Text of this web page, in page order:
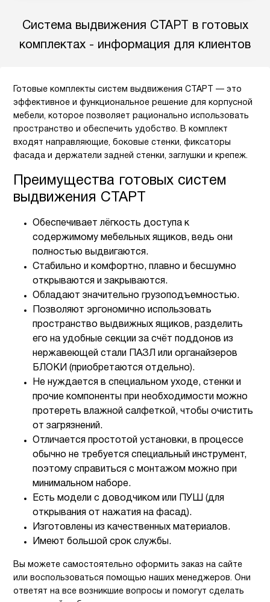
Система выдвижения СТАРТ в готовых
комплектах - информация для клиентов
Готовые комплекты систем выдвижения СТАРТ — это
эффективное и функциональное решение для корпусной
мебели, которое позволяет рационально использовать
пространство и обеспечить удобство. В комплект
входят направляющие, боковые стенки, фиксаторы
фасада и держатели задней стенки, заглушки и крепеж.
Преимущества готовых систем
выдвижения СТАРТ
Обеспечивает лёгкость доступа к
содержимому мебельных ящиков, ведь они
полностью выдвигаются.
Стабильно и комфортно, плавно и бесшумно
открываются и закрываются.
Обладают значительно грузоподъемностью.
Позволяют эргономично использовать
пространство выдвижных ящиков, разделить
его на удобные секции за счёт поддонов из
нержавеющей стали ПАЗЛ или органайзеров
БЛОКИ (приобретаются отдельно).
Не нуждается в специальном уходе, стенки и
прочие компоненты при необходимости можно
протереть влажной салфеткой, чтобы очистить
от загрязнений.
Отличается простотой установки, в процессе
обычно не требуется специальный инструмент,
поэтому справиться с монтажом можно при
минимальном наборе.
Есть модели с доводчиком или ПУШ (для
открывания от нажатия на фасад).
Изготовлены из качественных материалов.
Имеют большой срок службы.
Вы можете самостоятельно оформить заказ на сайте
или воспользоваться помощью наших менеджеров. Они
ответят на все возникшие вопросы и помогут сделать